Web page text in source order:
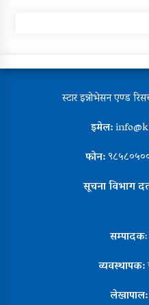
स्टार इन्नोभेसन एण्ड
इमेल:
फोन:
सूचना विभाग
सम्पादकः
व्यवस्थापक:
लेखापाल: